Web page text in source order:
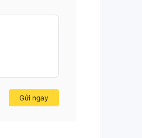
Gửi ngay